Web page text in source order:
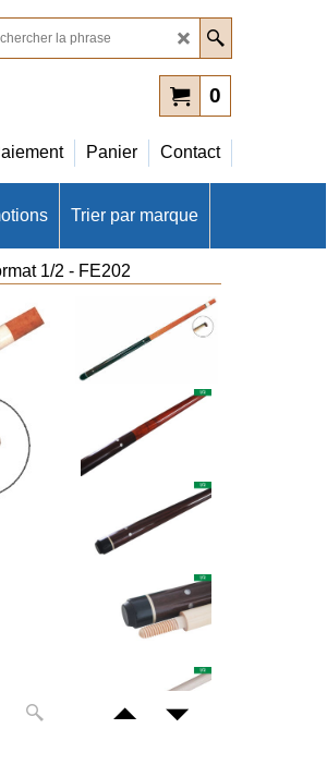
0
Panier Contact
Trier par marque
1/2 - FE202